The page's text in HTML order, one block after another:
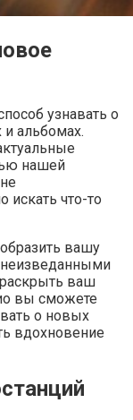
узнавать о
альбомах.
нашей
искать что-то
вашу
ваш
вы сможете
о новых
вдохновение